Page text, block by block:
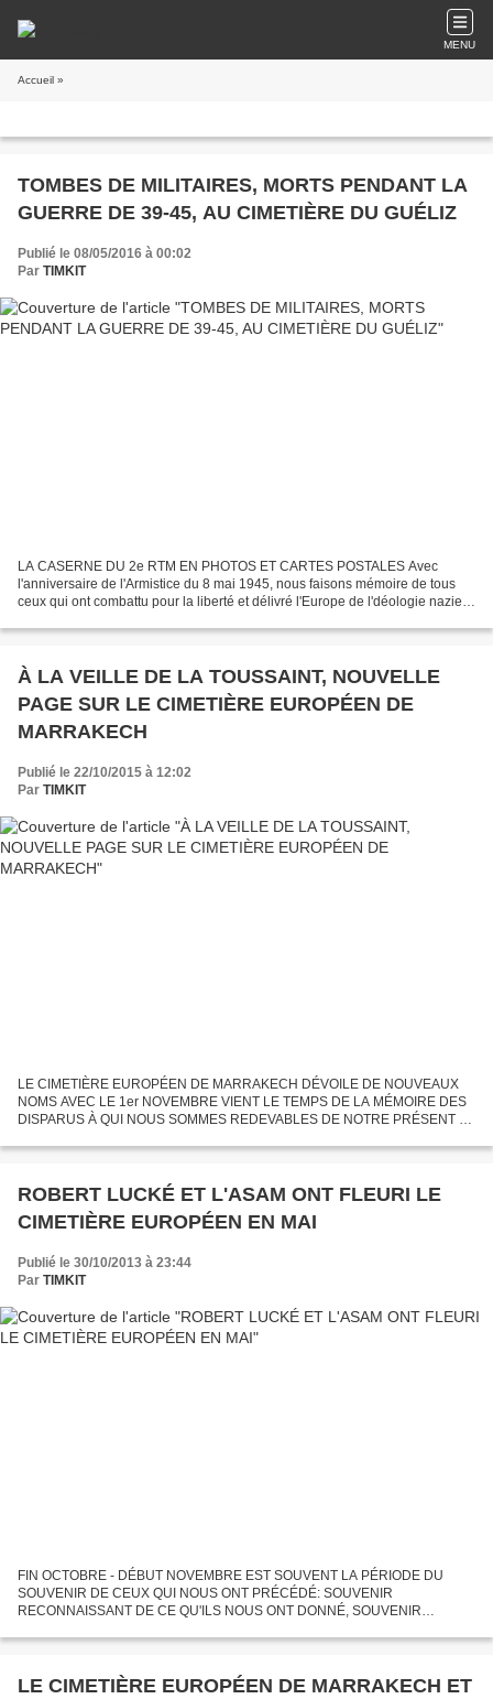
MENU
Accueil »
TOMBES DE MILITAIRES, MORTS PENDANT LA
GUERRE DE 39-45, AU CIMETIÈRE DU GUÉLIZ
Publié le 08/05/2016 à 00:02
Par TIMKIT
LA CASERNE DU 2e RTM EN PHOTOS ET CARTES POSTALES Avec
l'anniversaire de l'Armistice du 8 mai 1945, nous faisons mémoire de tous
ceux qui ont combattu pour la liberté et délivré l'Europe de l'déologie nazie.
À LA VEILLE DE LA TOUSSAINT, NOUVELLE
PAGE SUR LE CIMETIÈRE EUROPÉEN DE
MARRAKECH
Publié le 22/10/2015 à 12:02
Par TIMKIT
LE CIMETIÈRE EUROPÉEN DE MARRAKECH DÉVOILE DE NOUVEAUX
NOMS AVEC LE 1er NOVEMBRE VIENT LE TEMPS DE LA MÉMOIRE DES
DISPARUS À QUI NOUS SOMMES REDEVABLES DE NOTRE PRÉSENT ET
sépultures du cimetière...
ROBERT LUCKÉ ET L'ASAM ONT FLEURI LE
CIMETIÈRE EUROPÉEN EN MAI
Publié le 30/10/2013 à 23:44
Par TIMKIT
FIN OCTOBRE - DÉBUT NOVEMBRE EST SOUVENT LA PÉRIODE DU
SOUVENIR DE CEUX QUI NOUS ONT PRÉCÉDÉ: SOUVENIR
RECONNAISSANT DE CE QU'ILS NOUS ONT DONNÉ, SOUVENIR
ROBERT LUCKÉ A RENDU VISITE AU CIMETIÈRE...
LE CIMETIÈRE EUROPÉEN DE MARRAKECH ET